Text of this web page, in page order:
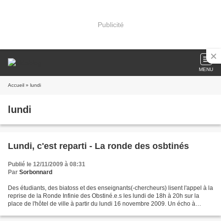
Publicité
MENU
Accueil » lundi
lundi
Lundi, c'est reparti - La ronde des osbtinés
Publié le 12/11/2009 à 08:31
Par Sorbonnard
Des étudiants, des biatoss et des enseignants(-chercheurs) lisent l'appel à la
reprise de la Ronde Infinie des Obstiné.e.s les lundi de 18h à 20h sur la
place de l'hôtel de ville à partir du lundi 16 novembre 2009. Un écho à